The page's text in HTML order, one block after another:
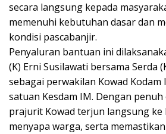
secara langsung kepada
memenuhi kebutuhan dasar dan
kondisi pascabanjir.
Penyaluran bantuan ini
(K) Erni Susilawati bersama Serda
sebagai perwakilan Kowad
satuan Kesdam IM. Dengan
prajurit Kowad terjun langsung ke
menyapa warga, serta